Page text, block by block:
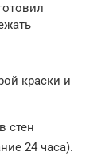
краски и
стен
24 часа).